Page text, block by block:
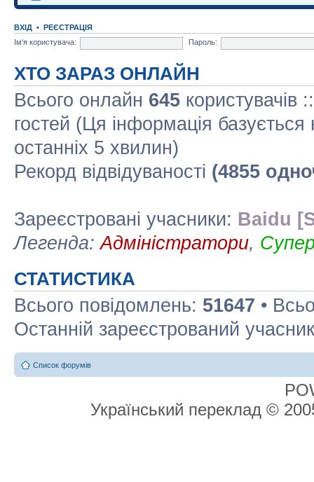
ВХІД • РЕЄСТРАЦІЯ
Ім'я користувача:
Пароль:
ХТО ЗАРАЗ ОНЛАЙН
Всього онлайн 645 користувачів
гостей (Ця інформація базується
останніх 5 хвилин)
Рекорд відвідуваності (4855
Зареєстровані учасники: Baidu
Легенда:Адміністратори,
СТАТИСТИКА
Всього повідомлень: 51647 •
Останній зареєстрований
Список форумів
Український переклад ©